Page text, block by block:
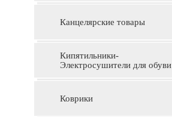
Канцелярские товары
Кипятильники-
Электросушители для обуви
Коврики